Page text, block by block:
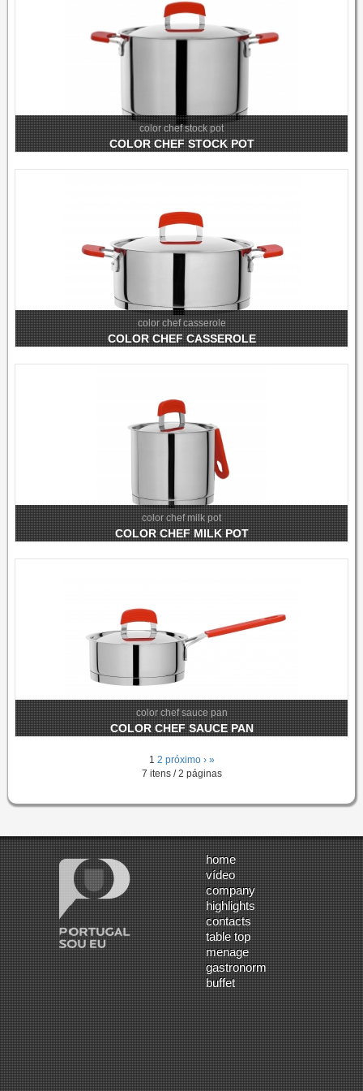
color chef stock pot
COLOR CHEF STOCK POT
color chef casserole
COLOR CHEF CASSEROLE
color chef milk pot
COLOR CHEF MILK POT
color chef sauce pan
COLOR CHEF SAUCE PAN
1 2 próximo › »
7 itens / 2 páginas
home
vídeo
company
highlights
contacts
table top
menage
gastronorm
buffet